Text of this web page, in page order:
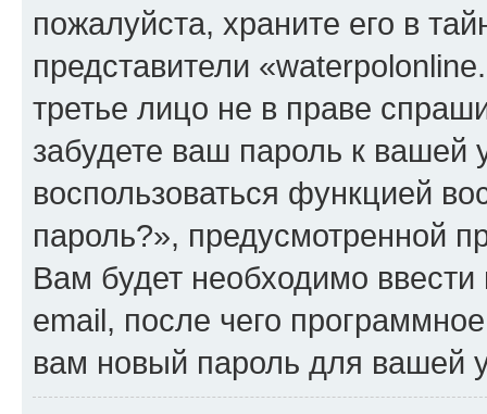
пожалуйста, храните его в
представители
третье лицо не в праве
забудете ваш пароль к вашей
воспользоваться функцией
пароль?», предусмотренной
Вам будет необходимо
email, после чего
вам новый пароль для вашей